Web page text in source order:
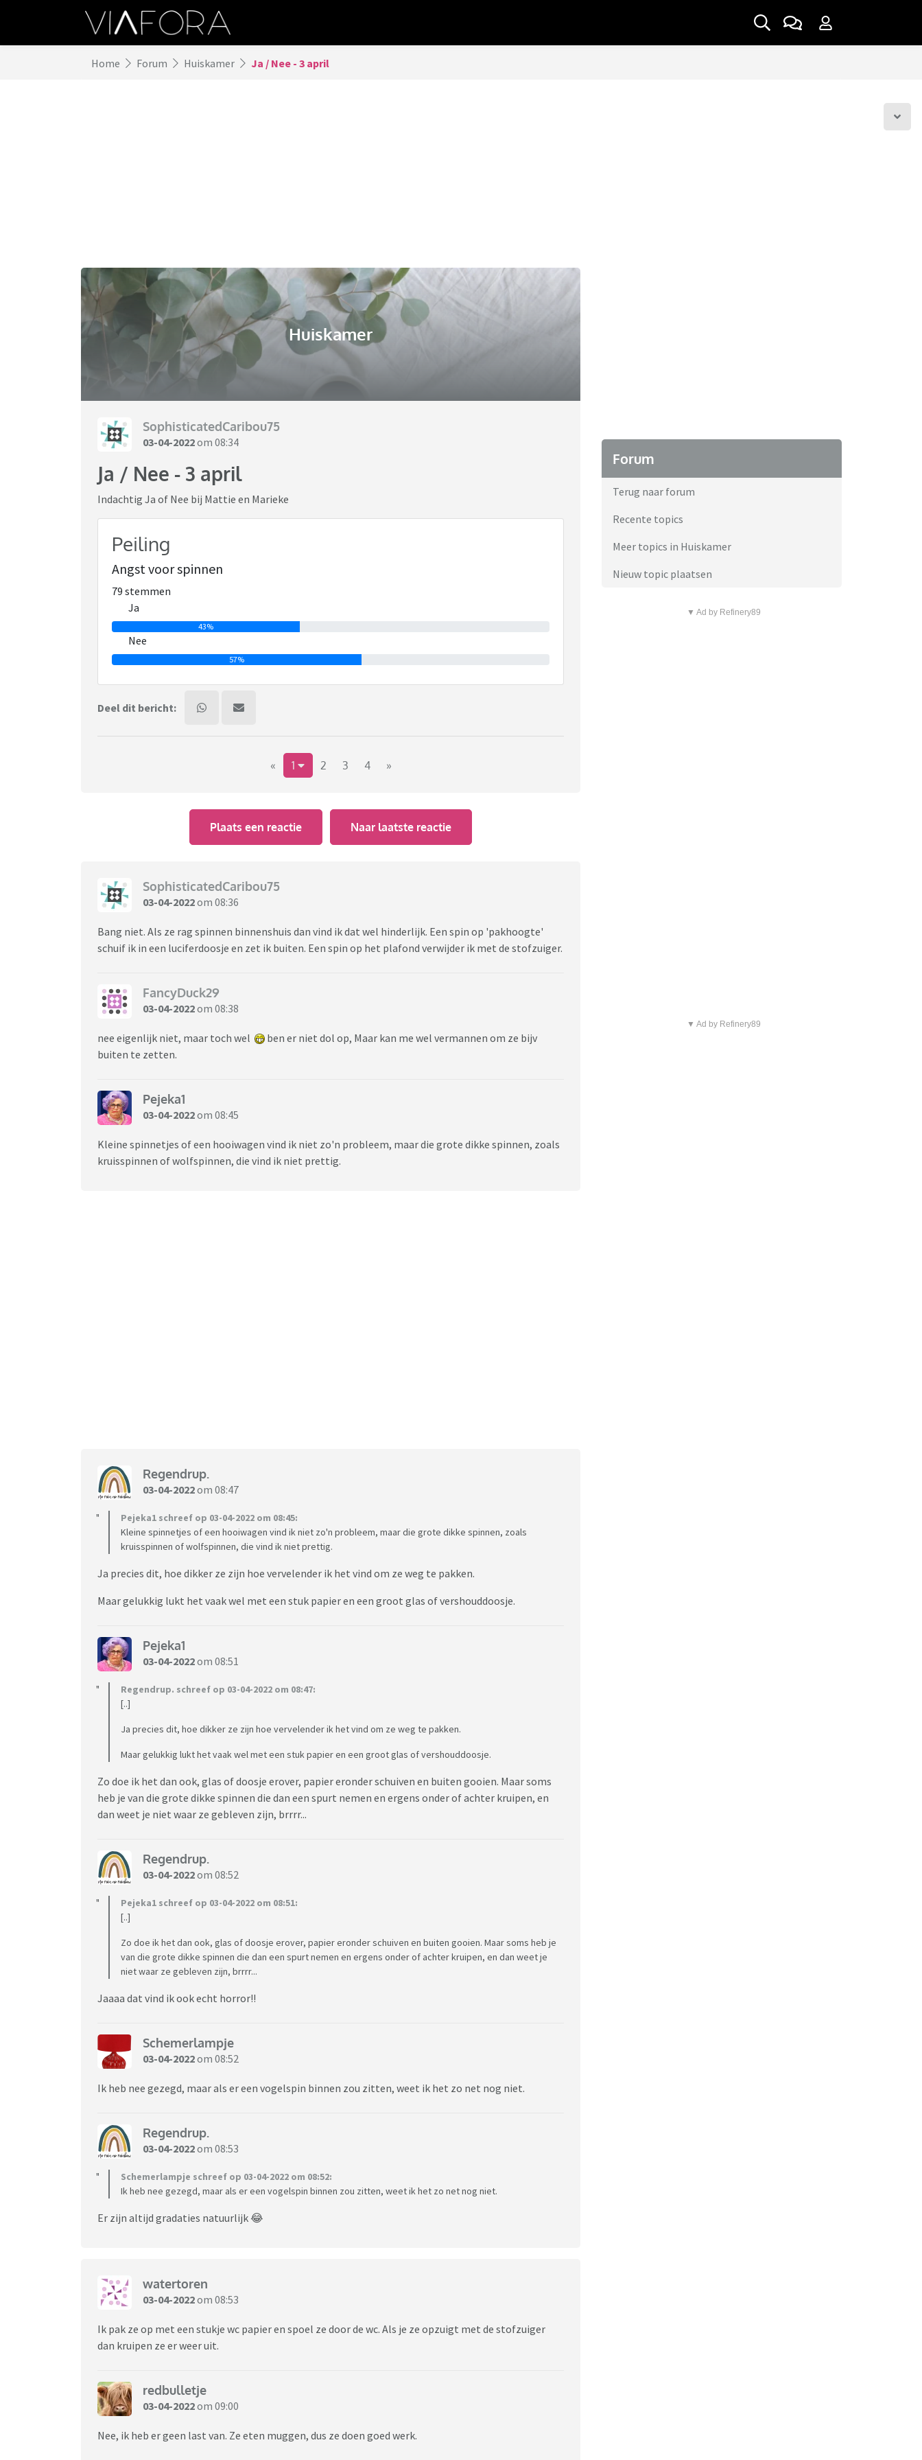
Home Forum Huiskamer Ja / Nee - 3 april
Huiskamer
SophisticatedCaribou75
03-04-2022om 08:34
Ja / Nee - 3 april
Indachtig Ja of Nee bij Mattie en Marieke
Peiling
Angst voor spinnen
79 stemmen
Ja
43%
Nee
57%
Deel dit bericht:
« 1 2 3 4 »
Plaats een reactie Naar laatste reactie
SophisticatedCaribou75
03-04-2022om 08:36
Bang niet. Als ze rag spinnen binnenshuis dan vind ik dat wel hinderlijk. Een spin op 'pakhoogte'
schuif ik in een luciferdoosje en zet ik buiten. Een spin op het plafond verwijder ik met de stofzuiger.
FancyDuck29
03-04-2022om 08:38
nee eigenlijk niet, maar toch wel
ben er niet dol op, Maar kan me wel vermannen om ze bijv
buiten te zetten.
Pejeka1
03-04-2022om 08:45
Kleine spinnetjes of een hooiwagen vind ik niet zo'n probleem, maar die grote dikke spinnen, zoals
kruisspinnen of wolfspinnen, die vind ik niet prettig.
Regendrup.
03-04-2022om 08:47
Pejeka1 schreef op 03-04-2022 om 08:45:
Kleine spinnetjes of een hooiwagen vind ik niet zo'n probleem, maar die grote dikke spinnen, zoals
kruisspinnen of wolfspinnen, die vind ik niet prettig.
Ja precies dit, hoe dikker ze zijn hoe vervelender ik het vind om ze weg te pakken.
Maar gelukkig lukt het vaak wel met een stuk papier en een groot glas of vershouddoosje.
Pejeka1
03-04-2022om 08:51
Regendrup. schreef op 03-04-2022 om 08:47:
[..]
Ja precies dit, hoe dikker ze zijn hoe vervelender ik het vind om ze weg te pakken.
Maar gelukkig lukt het vaak wel met een stuk papier en een groot glas of vershouddoosje.
Zo doe ik het dan ook, glas of doosje erover, papier eronder schuiven en buiten gooien. Maar soms
heb je van die grote dikke spinnen die dan een spurt nemen en ergens onder of achter kruipen, en
dan weet je niet waar ze gebleven zijn, brrrr...
Regendrup.
03-04-2022om 08:52
Pejeka1 schreef op 03-04-2022 om 08:51:
[..]
Zo doe ik het dan ook, glas of doosje erover, papier eronder schuiven en buiten gooien. Maar soms heb je
van die grote dikke spinnen die dan een spurt nemen en ergens onder of achter kruipen, en dan weet je
niet waar ze gebleven zijn, brrrr...
Jaaaa dat vind ik ook echt horror!!
Schemerlampje
03-04-2022om 08:52
Ik heb nee gezegd, maar als er een vogelspin binnen zou zitten, weet ik het zo net nog niet.
Regendrup.
03-04-2022om 08:53
Schemerlampje schreef op 03-04-2022 om 08:52:
Ik heb nee gezegd, maar als er een vogelspin binnen zou zitten, weet ik het zo net nog niet.
Er zijn altijd gradaties natuurlijk 😂
watertoren
03-04-2022om 08:53
Ik pak ze op met een stukje wc papier en spoel ze door de wc. Als je ze opzuigt met de stofzuiger
dan kruipen ze er weer uit.
redbulletje
03-04-2022om 09:00
Nee, ik heb er geen last van. Ze eten muggen, dus ze doen goed werk.
Forum
Terug naar forum
Recente topics
Meer topics in Huiskamer
Nieuw topic plaatsen
▼ Ad by Refinery89
▼ Ad by Refinery89